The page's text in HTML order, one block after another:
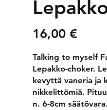
16,00 €
Talking to myself
Lepakko-choker.
kevyttä vaneria ja
nikkelittömiä.
n. 6-8cm